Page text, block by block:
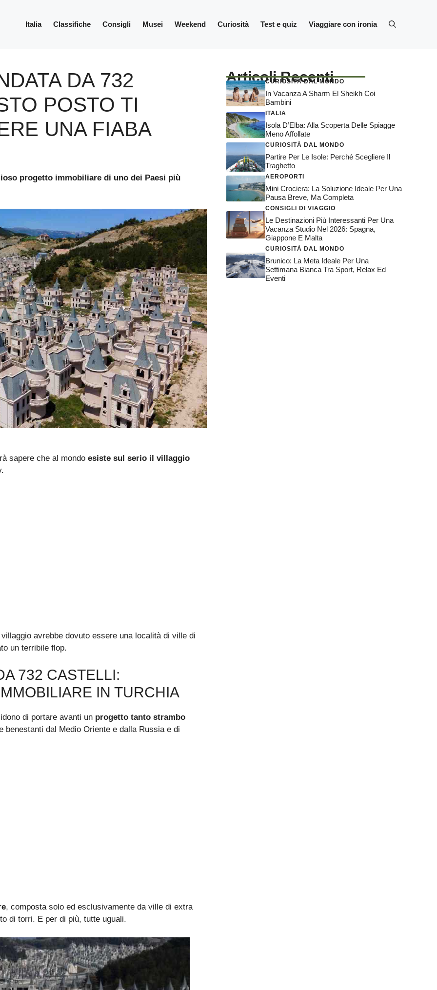
Italia Classifiche Consigli Musei Weekend Curiosità Test e quiz Viaggiare con ironia
DA 732
POSTO TI
UNA FIABA
progetto immobiliare di uno dei Paesi più
sapere che al mondo esiste sul serio il villaggio
avrebbe dovuto essere una località di ville di
un terribile flop.
732 CASTELLI:
IN TURCHIA
di portare avanti un progetto tanto strambo
dal Medio Oriente e dalla Russia e di
, composta solo ed esclusivamente da ville di extra
di torri. E per di più, tutte uguali.
Articoli Recenti
CURIOSITÀ DAL MONDO
In Vacanza A Sharm El Sheikh Coi
Bambini
ITALIA
Isola D’Elba: Alla Scoperta Delle Spiagge
Meno Affollate
CURIOSITÀ DAL MONDO
Partire Per Le Isole: Perché Scegliere Il
Traghetto
AEROPORTI
Mini Crociera: La Soluzione Ideale Per Una
Pausa Breve, Ma Completa
CONSIGLI DI VIAGGIO
Le Destinazioni Più Interessanti Per Una
Vacanza Studio Nel 2026: Spagna,
Giappone E Malta
CURIOSITÀ DAL MONDO
Brunico: La Meta Ideale Per Una
Settimana Bianca Tra Sport, Relax Ed
Eventi